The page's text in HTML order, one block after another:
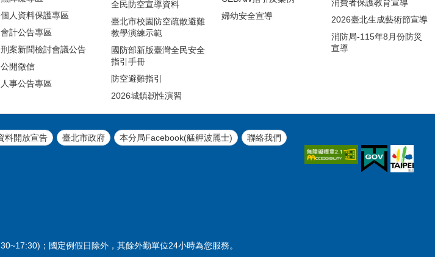
個人資料保護專區
會計公告專區
刑案新聞檢討會議公告
公開徵信
人事公告專區
全民防空宣導資料
臺北市校園防空疏散避難
教學演練示範
國防部新版臺灣全民安全
指引手冊
防空避難指引
2026城鎮韌性演習
婦幼安全宣導
消費者保護教育宣導
2026臺北生成藝術節宣導
消防局-115年8月份防災
宣導
料開放宣告 臺北市政府 本分局Facebook(艋舺波麗士) 聯絡我們
；國定例假日除外，其餘外勤單位24小時為您服務。